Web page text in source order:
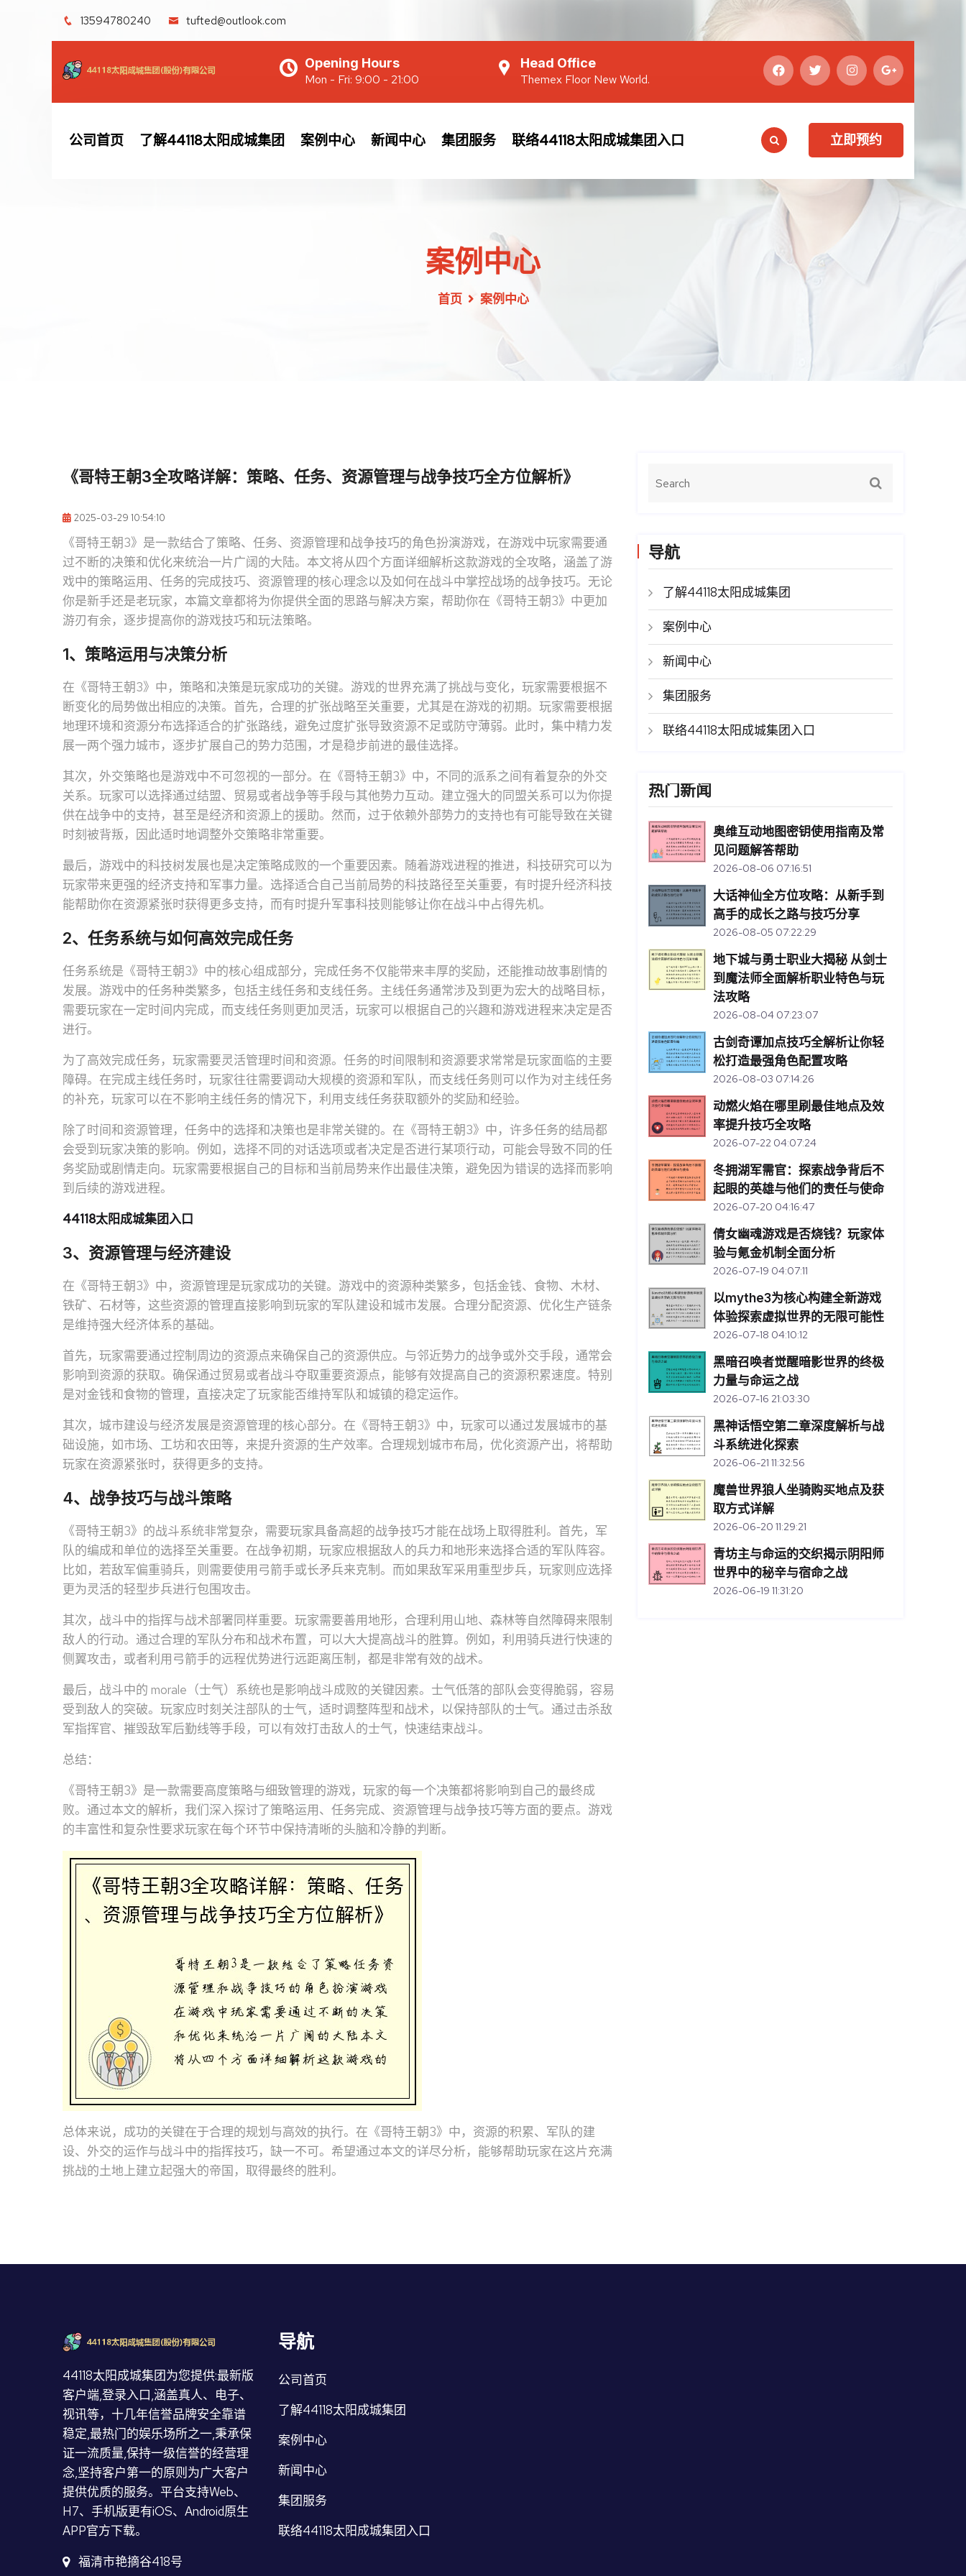
13594780240 tufted@outlook.com
Opening Hours
Mon - Fri: 9:00 - 21:00
Head Office
Themex Floor New World.
公司首页 了解44118太阳成城集团 案例中心 新闻中心 集团服务 联络44118太阳成城集团入口 立即预约
案例中心
首页 案例中心
《哥特王朝3全攻略详解：策略、任务、资源管理与战争技巧全方位解析》
2025-03-29 10:54:10
《哥特王朝3》是一款结合了策略、任务、资源管理和战争技巧的角色扮演游戏，在游戏中玩家需要通
过不断的决策和优化来统治一片广阔的大陆。本文将从四个方面详细解析这款游戏的全攻略，涵盖了游
戏中的策略运用、任务的完成技巧、资源管理的核心理念以及如何在战斗中掌控战场的战争技巧。无论
你是新手还是老玩家，本篇文章都将为你提供全面的思路与解决方案，帮助你在《哥特王朝3》中更加
游刃有余，逐步提高你的游戏技巧和玩法策略。
1、策略运用与决策分析
在《哥特王朝3》中，策略和决策是玩家成功的关键。游戏的世界充满了挑战与变化，玩家需要根据不
断变化的局势做出相应的决策。首先，合理的扩张战略至关重要，尤其是在游戏的初期。玩家需要根据
地理环境和资源分布选择适合的扩张路线，避免过度扩张导致资源不足或防守薄弱。此时，集中精力发
展一两个强力城市，逐步扩展自己的势力范围，才是稳步前进的最佳选择。
其次，外交策略也是游戏中不可忽视的一部分。在《哥特王朝3》中，不同的派系之间有着复杂的外交
关系。玩家可以选择通过结盟、贸易或者战争等手段与其他势力互动。建立强大的同盟关系可以为你提
供在战争中的支持，甚至是经济和资源上的援助。然而，过于依赖外部势力的支持也有可能导致在关键
时刻被背叛，因此适时地调整外交策略非常重要。
最后，游戏中的科技树发展也是决定策略成败的一个重要因素。随着游戏进程的推进，科技研究可以为
玩家带来更强的经济支持和军事力量。选择适合自己当前局势的科技路径至关重要，有时提升经济科技
能帮助你在资源紧张时获得更多支持，而有时提升军事科技则能够让你在战斗中占得先机。
2、任务系统与如何高效完成任务
任务系统是《哥特王朝3》中的核心组成部分，完成任务不仅能带来丰厚的奖励，还能推动故事剧情的
发展。游戏中的任务种类繁多，包括主线任务和支线任务。主线任务通常涉及到更为宏大的战略目标，
需要玩家在一定时间内完成，而支线任务则更加灵活，玩家可以根据自己的兴趣和游戏进程来决定是否
进行。
为了高效完成任务，玩家需要灵活管理时间和资源。任务的时间限制和资源要求常常是玩家面临的主要
障碍。在完成主线任务时，玩家往往需要调动大规模的资源和军队，而支线任务则可以作为对主线任务
的补充，玩家可以在不影响主线任务的情况下，利用支线任务获取额外的奖励和经验。
除了时间和资源管理，任务中的选择和决策也是非常关键的。在《哥特王朝3》中，许多任务的结局都
会受到玩家决策的影响。例如，选择不同的对话选项或者决定是否进行某项行动，可能会导致不同的任
务奖励或剧情走向。玩家需要根据自己的目标和当前局势来作出最佳决策，避免因为错误的选择而影响
到后续的游戏进程。
44118太阳成城集团入口
3、资源管理与经济建设
在《哥特王朝3》中，资源管理是玩家成功的关键。游戏中的资源种类繁多，包括金钱、食物、木材、
铁矿、石材等，这些资源的管理直接影响到玩家的军队建设和城市发展。合理分配资源、优化生产链条
是维持强大经济体系的基础。
首先，玩家需要通过控制周边的资源点来确保自己的资源供应。与邻近势力的战争或外交手段，通常会
影响到资源的获取。确保通过贸易或者战斗夺取重要资源点，能够有效提高自己的资源积累速度。特别
是对金钱和食物的管理，直接决定了玩家能否维持军队和城镇的稳定运作。
其次，城市建设与经济发展是资源管理的核心部分。在《哥特王朝3》中，玩家可以通过发展城市的基
础设施，如市场、工坊和农田等，来提升资源的生产效率。合理规划城市布局，优化资源产出，将帮助
玩家在资源紧张时，获得更多的支持。
4、战争技巧与战斗策略
《哥特王朝3》的战斗系统非常复杂，需要玩家具备高超的战争技巧才能在战场上取得胜利。首先，军
队的编成和单位的选择至关重要。在战争初期，玩家应根据敌人的兵力和地形来选择合适的军队阵容。
比如，若敌军偏重骑兵，则需要使用弓箭手或长矛兵来克制。而如果敌军采用重型步兵，玩家则应选择
更为灵活的轻型步兵进行包围攻击。
其次，战斗中的指挥与战术部署同样重要。玩家需要善用地形，合理利用山地、森林等自然障碍来限制
敌人的行动。通过合理的军队分布和战术布置，可以大大提高战斗的胜算。例如，利用骑兵进行快速的
侧翼攻击，或者利用弓箭手的远程优势进行远距离压制，都是非常有效的战术。
最后，战斗中的 morale（士气）系统也是影响战斗成败的关键因素。士气低落的部队会变得脆弱，容易
受到敌人的突破。玩家应时刻关注部队的士气，适时调整阵型和战术，以保持部队的士气。通过击杀敌
军指挥官、摧毁敌军后勤线等手段，可以有效打击敌人的士气，快速结束战斗。
总结：
《哥特王朝3》是一款需要高度策略与细致管理的游戏，玩家的每一个决策都将影响到自己的最终成
败。通过本文的解析，我们深入探讨了策略运用、任务完成、资源管理与战争技巧等方面的要点。游戏
的丰富性和复杂性要求玩家在每个环节中保持清晰的头脑和冷静的判断。
总体来说，成功的关键在于合理的规划与高效的执行。在《哥特王朝3》中，资源的积累、军队的建
设、外交的运作与战斗中的指挥技巧，缺一不可。希望通过本文的详尽分析，能够帮助玩家在这片充满
挑战的土地上建立起强大的帝国，取得最终的胜利。
导航
了解44118太阳成城集团
案例中心
新闻中心
集团服务
联络44118太阳成城集团入口
热门新闻
奥维互动地图密钥使用指南及常
见问题解答帮助
2026-08-06 07:16:51
大话神仙全方位攻略：从新手到
高手的成长之路与技巧分享
2026-08-05 07:22:29
地下城与勇士职业大揭秘 从剑士
到魔法师全面解析职业特色与玩
法攻略
2026-08-04 07:23:07
古剑奇谭加点技巧全解析让你轻
松打造最强角色配置攻略
2026-08-03 07:14:26
动燃火焰在哪里刷最佳地点及效
率提升技巧全攻略
2026-07-22 04:07:24
冬拥湖军需官：探索战争背后不
起眼的英雄与他们的责任与使命
2026-07-20 04:16:47
倩女幽魂游戏是否烧钱？玩家体
验与氪金机制全面分析
2026-07-19 04:07:11
以mythe3为核心构建全新游戏
体验探索虚拟世界的无限可能性
2026-07-18 04:10:12
黑暗召唤者觉醒暗影世界的终极
力量与命运之战
2026-07-16 21:03:30
黑神话悟空第二章深度解析与战
斗系统进化探索
2026-06-21 11:32:56
魔兽世界狼人坐骑购买地点及获
取方式详解
2026-06-20 11:29:21
青坊主与命运的交织揭示阴阳师
世界中的秘辛与宿命之战
2026-06-19 11:31:20
44118太阳成城集团为您提供:最新版
客户端,登录入口,涵盖真人、电子、
视讯等，十几年信誉品牌安全靠谱
稳定,最热门的娱乐场所之一,秉承保
证一流质量,保持一级信誉的经营理
念,坚持客户第一的原则为广大客户
提供优质的服务。平台支持Web、
H7、手机版更有iOS、Android原生
APP官方下载。
福清市艳摘谷418号
导航
公司首页
了解44118太阳成城集团
案例中心
新闻中心
集团服务
联络44118太阳成城集团入口